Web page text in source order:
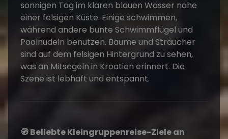
🧭 Beliebte Kleingruppenreise-Ziele an